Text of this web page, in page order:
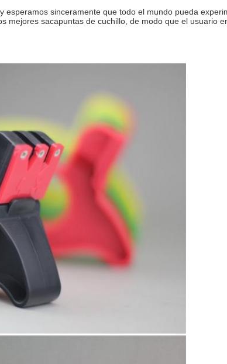
esperamos sinceramente que todo el mundo pueda
mejores sacapuntas de cuchillo, de modo que el usuario